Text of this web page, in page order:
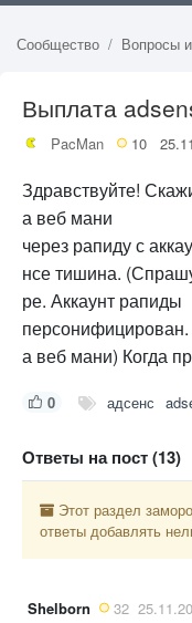
Сообщество Вопросы
Выплата
PacMan 10
Здравствуйте!
а веб мани
через рапиду с
нсе тишина.
ре. Аккаунт рапиды
а веб мани) Когда
0 адсенс
Ответы на пост (13)
Этот раздел
ответы добавлять
Shelborn 32